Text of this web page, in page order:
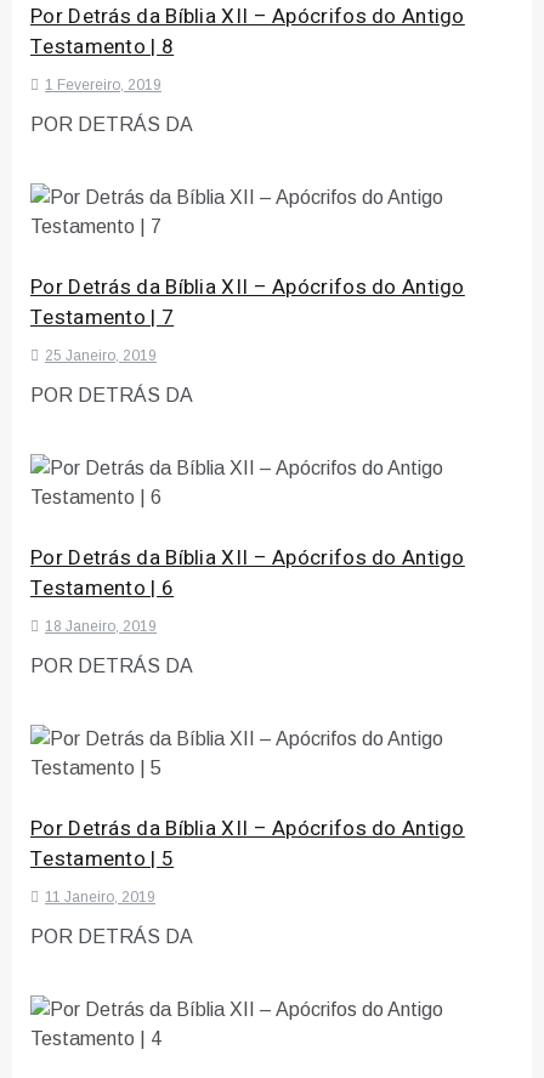
Por Detrás da Bíblia XII – Apócrifos do Antigo
Testamento | 8
1 Fevereiro, 2019
POR DETRÁS DA
Por Detrás da Bíblia XII – Apócrifos do Antigo
Testamento | 7
25 Janeiro, 2019
POR DETRÁS DA
Por Detrás da Bíblia XII – Apócrifos do Antigo
Testamento | 6
18 Janeiro, 2019
POR DETRÁS DA
Por Detrás da Bíblia XII – Apócrifos do Antigo
Testamento | 5
11 Janeiro, 2019
POR DETRÁS DA